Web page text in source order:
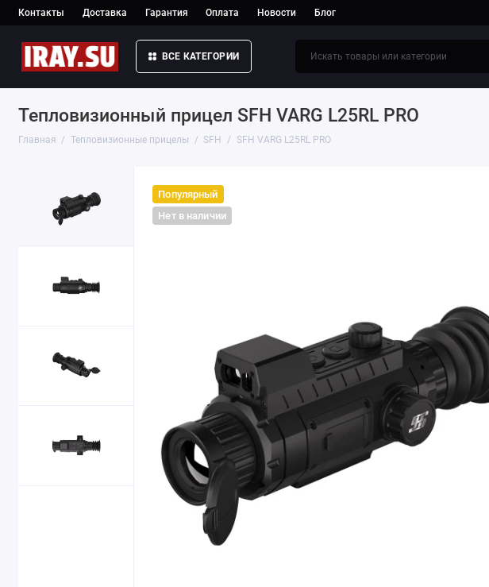
Контакты Доставка Гарантия Оплата Новости Блог
ВСЕ КАТЕГОРИИ
Тепловизионный прицел SFH VARG L25RL PRO
Главная Тепловизионные прицелы SFH SFH VARG L25RL PRO
Популярный
Нет в наличии